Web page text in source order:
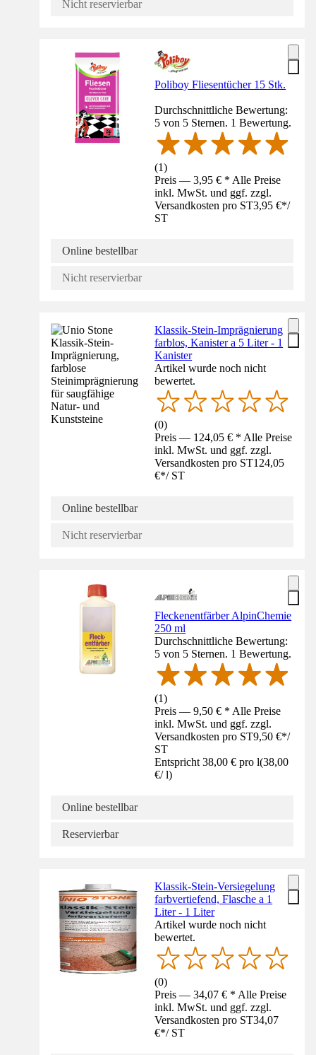
Nicht reservierbar
Poliboy Fliesentücher 15 Stk.
Durchschnittliche Bewertung:
5 von 5 Sternen. 1 Bewertung.
(1)
Preis — 3,95 € * Alle Preise
inkl. MwSt. und ggf. zzgl.
Versandkosten pro ST3,95 €*/
ST
Online bestellbar
Nicht reservierbar
Klassik-Stein-Imprägnierung
farblos, Kanister a 5 Liter - 1
Kanister
Artikel wurde noch nicht
bewertet.
(0)
Preis — 124,05 € * Alle Preise
inkl. MwSt. und ggf. zzgl.
Versandkosten pro ST124,05
€*/ ST
Online bestellbar
Nicht reservierbar
Fleckenentfärber AlpinChemie
250 ml
Durchschnittliche Bewertung:
5 von 5 Sternen. 1 Bewertung.
(1)
Preis — 9,50 € * Alle Preise
inkl. MwSt. und ggf. zzgl.
Versandkosten pro ST9,50 €*/
ST
Entspricht 38,00 € pro l(38,00
€/ l)
Online bestellbar
Reservierbar
Klassik-Stein-Versiegelung
farbvertiefend, Flasche a 1
Liter - 1 Liter
Artikel wurde noch nicht
bewertet.
(0)
Preis — 34,07 € * Alle Preise
inkl. MwSt. und ggf. zzgl.
Versandkosten pro ST34,07
€*/ ST